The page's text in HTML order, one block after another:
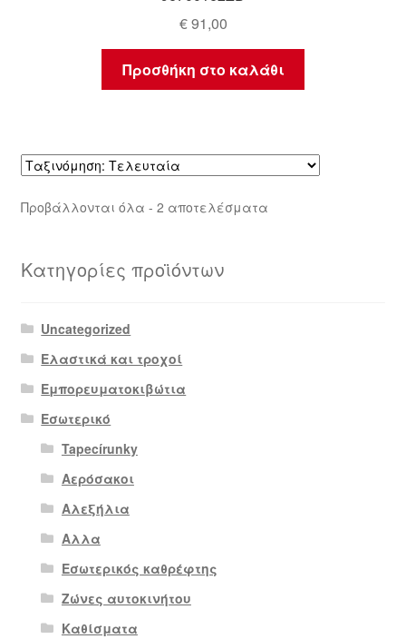
€91,00
Προσθήκη στο καλάθι
Προβάλλονται όλα - 2 αποτελέσματαSorted
Κατηγορίες προϊόντων
Uncategorized
Ελαστικά και τροχοί
Εμπορευματοκιβώτια
Εσωτερικό
Tapecírunky
Αερόσακοι
Αλεξήλια
Αλλα
Εσωτερικός καθρέφτης
Ζώνες αυτοκινήτου
Καθίσματα